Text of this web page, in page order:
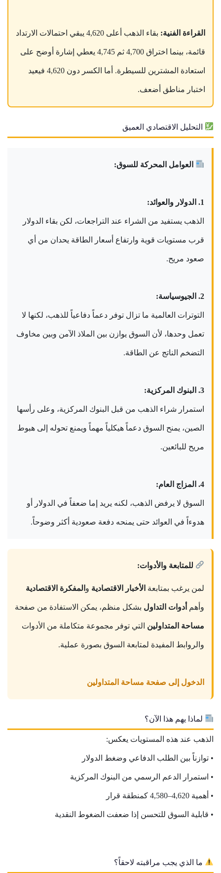
القراءة الفنية: بقاء الذهب أعلى 4,620 يبقي احتمالات الارتداد
قائمة، بينما اختراق 4,700 ثم 4,745 يعطي إشارة أوضح على
استعادة المشترين للسيطرة. أما الكسر دون 4,620 فيعيد
اختبار مناطق أضعف.
التحليل الاقتصادي العميق
العوامل المحركة للسوق:
1. الدولار والعوائد:
الذهب يستفيد من الشراء عند التراجعات، لكن بقاء الدولار
قرب مستويات قوية وارتفاع أسعار الطاقة يحدان من أي
صعود مريح.
2. الجيوسياسة:
التوترات العالمية ما تزال توفر دعماً دفاعياً للذهب، لكنها لا
تعمل وحدها، لأن السوق يوازن بين الملاذ الآمن وبين مخاوف
التضخم الناتج عن الطاقة.
3. البنوك المركزية:
استمرار شراء الذهب من قبل البنوك المركزية، وعلى رأسها
الصين، يمنح السوق دعماً هيكلياً مهماً ويمنع تحوله إلى هبوط
مريح للبائعين.
4. المزاج العام:
السوق لا يرفض الذهب، لكنه يريد إما ضعفاً في الدولار أو
هدوءاً في العوائد حتى يمنحه دفعة صعودية أكثر وضوحاً.
للمتابعة والأدوات:
لمن يرغب بمتابعة الأخبار الاقتصادية و المفكرة الاقتصادية
وأهم أدوات التداول بشكل منظم، يمكن الاستفادة من صفحة
مساحة المتداولين التي توفر مجموعة متكاملة من الأدوات
والروابط المفيدة لمتابعة السوق بصورة عملية.
الدخول إلى صفحة مساحة المتداولين
لماذا يهم هذا الآن؟
الذهب عند هذه المستويات يعكس:
• توازناً بين الطلب الدفاعي وضغط الدولار
• استمرار الدعم الرسمي من البنوك المركزية
• أهمية 4,620–4,580 كمنطقة قرار
• قابلية السوق للتحسن إذا ضعفت الضغوط النقدية
ما الذي يجب مراقبته لاحقاً؟